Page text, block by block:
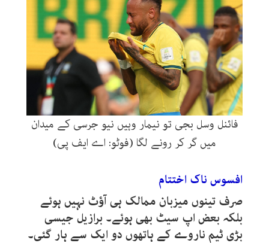
فائنل وسل بجی تو نیمار وہیں نیو جرسی کے میدان
میں گر کر رونے لگا (فوٹو: اے ایف پی)
افسوس ناک اختتام
صرف تینوں میزبان ممالک ہی آؤٹ نہیں ہوئے
بلکہ بعض اپ سیٹ بھی ہوئے۔ برازیل جیسی
بڑی ٹیم ناروے کے ہاتھوں دو ایک سے ہار گئی۔